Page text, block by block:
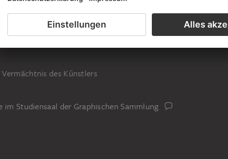
des Künstlers
im Studiensaal der Graphischen Sammlung